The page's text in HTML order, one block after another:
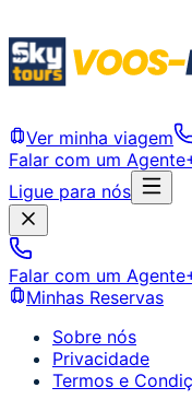
Ver minha viagem
Falar com um Agente
Ligue para nós
Falar com um Agente
Minhas Reservas
Sobre nós
Privacidade
Termos e